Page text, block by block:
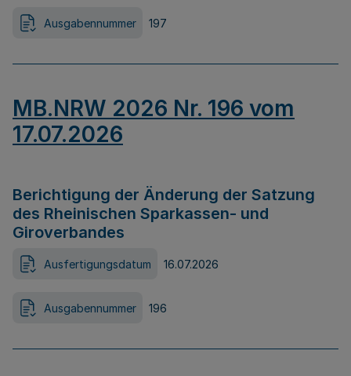
Ausgabennummer 197
MB.NRW 2026 Nr. 196 vom
17.07.2026
Berichtigung der Änderung der Satzung
des Rheinischen Sparkassen- und
Giroverbandes
Ausfertigungsdatum 16.07.2026
Ausgabennummer 196